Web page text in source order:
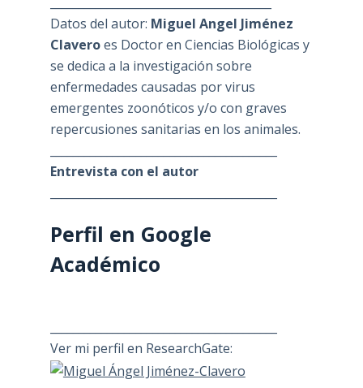
Datos del autor: Miguel Angel Jiménez
Claveroes Doctor en Ciencias Biológicas y
se dedica a la investigación sobre
enfermedades causadas por virus
emergentes zoonóticos y/o con graves
repercusiones sanitarias en los animales.
Entrevista con el autor
Perfil en Google
Académico
Ver mi perfil en ResearchGate: